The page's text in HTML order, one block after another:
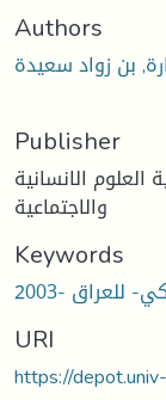
Authors
بن زواد سعيدة
Publisher
الانسانية
والاجتماعية
Keywords
للعراق -2003
URI
https://